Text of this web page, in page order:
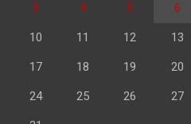
3 4 5 6
10 11 12 13
17 18 19 20
24 25 26 27